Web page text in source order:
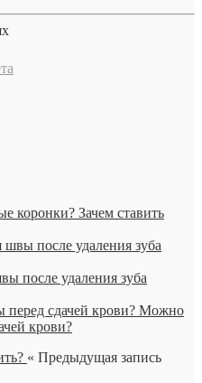
Зачем ставить
после удаления зуба
Можно
крови?
« Предыдущая запись